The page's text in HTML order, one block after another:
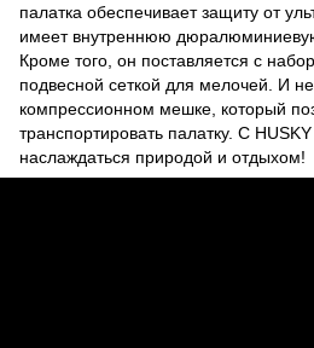
палатка обеспечивает защиту от
имеет внутреннюю
Кроме того, он поставляется с
подвесной сеткой для мелочей. И
компрессионном мешке, который
транспортировать палатку. С
наслаждаться природой и отдыхом!